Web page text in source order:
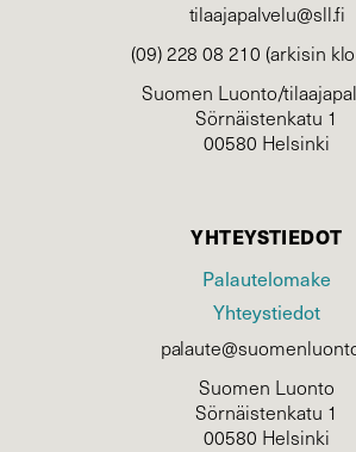
tilaajapalvelu@sll.fi
(09) 228 08 210 (arkisin
Suomen Luonto/
Sörnäistenkatu 1
00580 Helsinki
YHTEYSTIEDOT
Palautelomake
Yhteystiedot
Suomen Luonto
Sörnäistenkatu 1
00580 Helsinki